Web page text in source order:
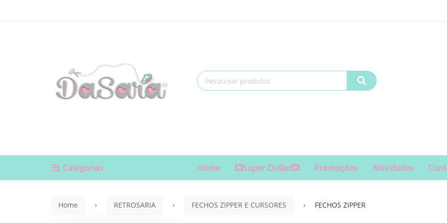
Home 💥Super Outlet💥 Promoções Novidades
Categorias
Home RETROSARIA FECHOS ZIPPER E CURSORES FECHOS ZIPPER